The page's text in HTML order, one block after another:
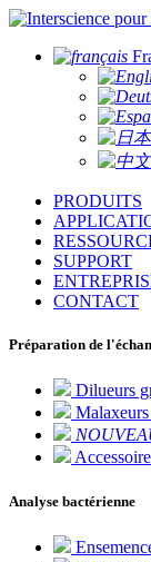
pour
PRODUITS
SUPPORT
CONTACT
Préparation de
Dilueurs
Analyse bactérienne